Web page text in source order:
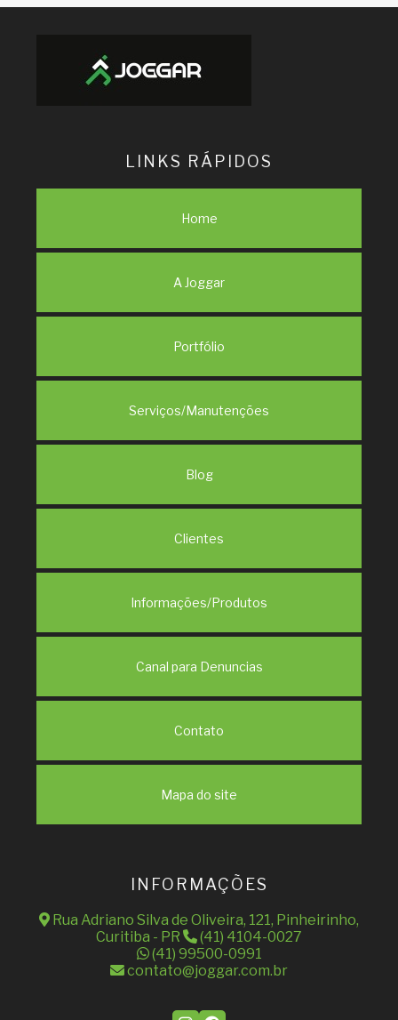
LINKS RÁPIDOS
Home
A Joggar
Portfólio
Serviços/Manutenções
Blog
Clientes
Informações/Produtos
Canal para Denuncias
Contato
Mapa do site
INFORMAÇÕES
Rua Adriano Silva de Oliveira, 121, Pinheirinho,
Curitiba - PR
(41) 4104-0027
(41) 99500-0991
contato@joggar.com.br